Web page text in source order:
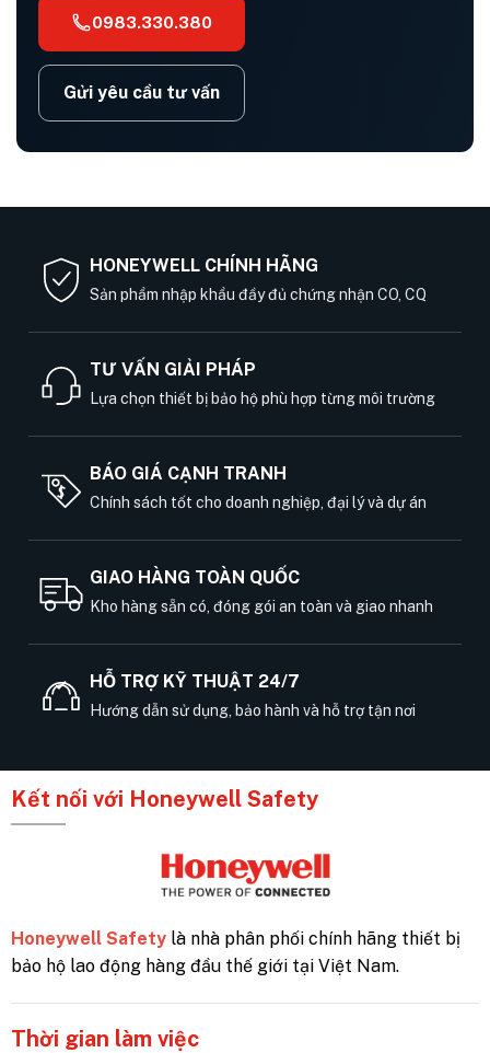
0983.330.380
Gửi yêu cầu tư vấn
HONEYWELL CHÍNH HÃNG
Sản phẩm nhập khẩu đầy đủ chứng nhận CO, CQ
TƯ VẤN GIẢI PHÁP
Lựa chọn thiết bị bảo hộ phù hợp từng môi trường
BÁO GIÁ CẠNH TRANH
Chính sách tốt cho doanh nghiệp, đại lý và dự án
GIAO HÀNG TOÀN QUỐC
Kho hàng sẵn có, đóng gói an toàn và giao nhanh
HỖ TRỢ KỸ THUẬT 24/7
Hướng dẫn sử dụng, bảo hành và hỗ trợ tận nơi
Kết nối với Honeywell Safety
Honeywell Safety là nhà phân phối chính hãng thiết bị
bảo hộ lao động hàng đầu thế giới tại Việt Nam.
Thời gian làm việc